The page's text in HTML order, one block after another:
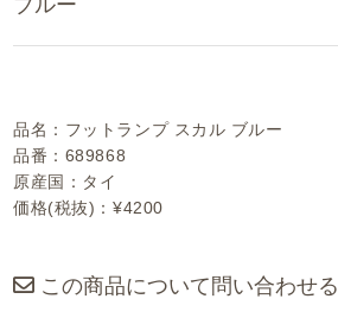
ブルー
品名：フットランプ スカル ブルー
品番：689868
原産国：タイ
価格(税抜)：¥4200
この商品について問い合わせる